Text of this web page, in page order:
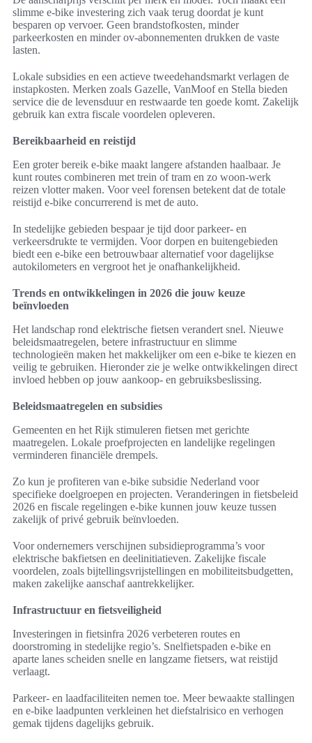
slimme e-bike investering zich vaak terug doordat je kunt
besparen op vervoer. Geen brandstofkosten, minder
parkeerkosten en minder ov-abonnementen drukken de vaste
lasten.
Lokale subsidies en een actieve tweedehandsmarkt verlagen de
instapkosten. Merken zoals Gazelle, VanMoof en Stella bieden
service die de levensduur en restwaarde ten goede komt. Zakelijk
gebruik kan extra fiscale voordelen opleveren.
Bereikbaarheid en reistijd
Een groter bereik e-bike maakt langere afstanden haalbaar. Je
kunt routes combineren met trein of tram en zo woon-werk
reizen vlotter maken. Voor veel forensen betekent dat de totale
reistijd e-bike concurrerend is met de auto.
In stedelijke gebieden bespaar je tijd door parkeer- en
verkeersdrukte te vermijden. Voor dorpen en buitengebieden
biedt een e-bike een betrouwbaar alternatief voor dagelijkse
autokilometers en vergroot het je onafhankelijkheid.
Trends en ontwikkelingen in 2026 die jouw keuze
beïnvloeden
Het landschap rond elektrische fietsen verandert snel. Nieuwe
beleidsmaatregelen, betere infrastructuur en slimme
technologieën maken het makkelijker om een e-bike te kiezen en
veilig te gebruiken. Hieronder zie je welke ontwikkelingen direct
invloed hebben op jouw aankoop- en gebruiksbeslissing.
Beleidsmaatregelen en subsidies
Gemeenten en het Rijk stimuleren fietsen met gerichte
maatregelen. Lokale proefprojecten en landelijke regelingen
verminderen financiële drempels.
Zo kun je profiteren van e-bike subsidie Nederland voor
specifieke doelgroepen en projecten. Veranderingen in fietsbeleid
2026 en fiscale regelingen e-bike kunnen jouw keuze tussen
zakelijk of privé gebruik beïnvloeden.
Voor ondernemers verschijnen subsidieprogramma’s voor
elektrische bakfietsen en deelinitiatieven. Zakelijke fiscale
voordelen, zoals bijtellingsvrijstellingen en mobiliteitsbudgetten,
maken zakelijke aanschaf aantrekkelijker.
Infrastructuur en fietsveiligheid
Investeringen in fietsinfra 2026 verbeteren routes en
doorstroming in stedelijke regio’s. Snelfietspaden e-bike en
aparte lanes scheiden snelle en langzame fietsers, wat reistijd
verlaagt.
Parkeer- en laadfaciliteiten nemen toe. Meer bewaakte stallingen
en e-bike laadpunten verkleinen het diefstalrisico en verhogen
gemak tijdens dagelijks gebruik.